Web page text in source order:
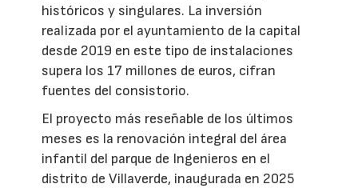
históricos y singulares. La inversión
realizada por el ayuntamiento de la capital
desde 2019 en este tipo de instalaciones
supera los 17 millones de euros, cifran
fuentes del consistorio.
El proyecto más reseñable de los últimos
meses es la renovación integral del área
infantil del parque de Ingenieros en el
distrito de Villaverde, inaugurada en 2025